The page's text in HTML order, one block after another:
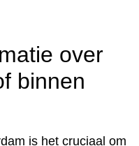
over
binnen
is het cruciaal om